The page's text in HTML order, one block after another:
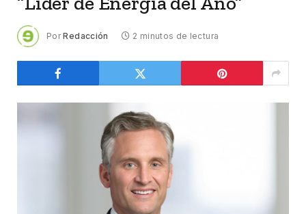
Por Redacción 2 minutos de lectura